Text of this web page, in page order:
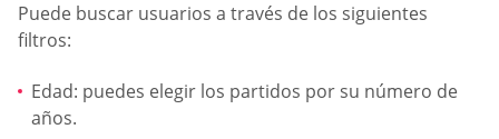
Puede buscar usuarios a través de los siguientes
filtros:
Edad: puedes elegir los partidos por su número de
años.